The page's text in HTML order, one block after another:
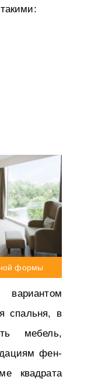
формы
спальня, в
мебель,
фен-
квадрата